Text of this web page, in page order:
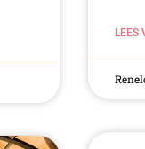
LEES